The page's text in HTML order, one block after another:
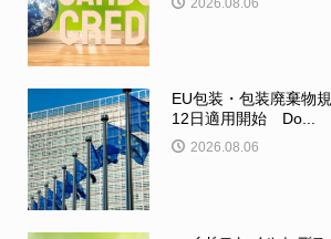
EU包装・包装廃棄物
12日適用開始 Do...
2026.08.06